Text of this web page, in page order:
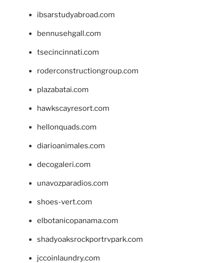
ibsarstudyabroad.com
bennusehgall.com
tsecincinnati.com
roderconstructiongroup.com
plazabatai.com
hawkscayresort.com
hellonquads.com
diarioanimales.com
decogaleri.com
unavozparadios.com
shoes-vert.com
elbotanicopanama.com
shadyoaksrockportrvpark.com
jccoinlaundry.com